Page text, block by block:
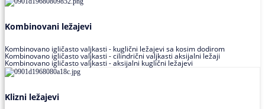
Kombinovani ležajevi
Kombinovano igličasto valjkasti - kuglični ležajevi sa kosim dodirom
Kombinovano igličasto valjkasti - cilindrični valjkasti aksijalni ležaji
Kombinovano igličasto valjkasti - aksijalni kuglični ležajevi
Klizni ležajevi